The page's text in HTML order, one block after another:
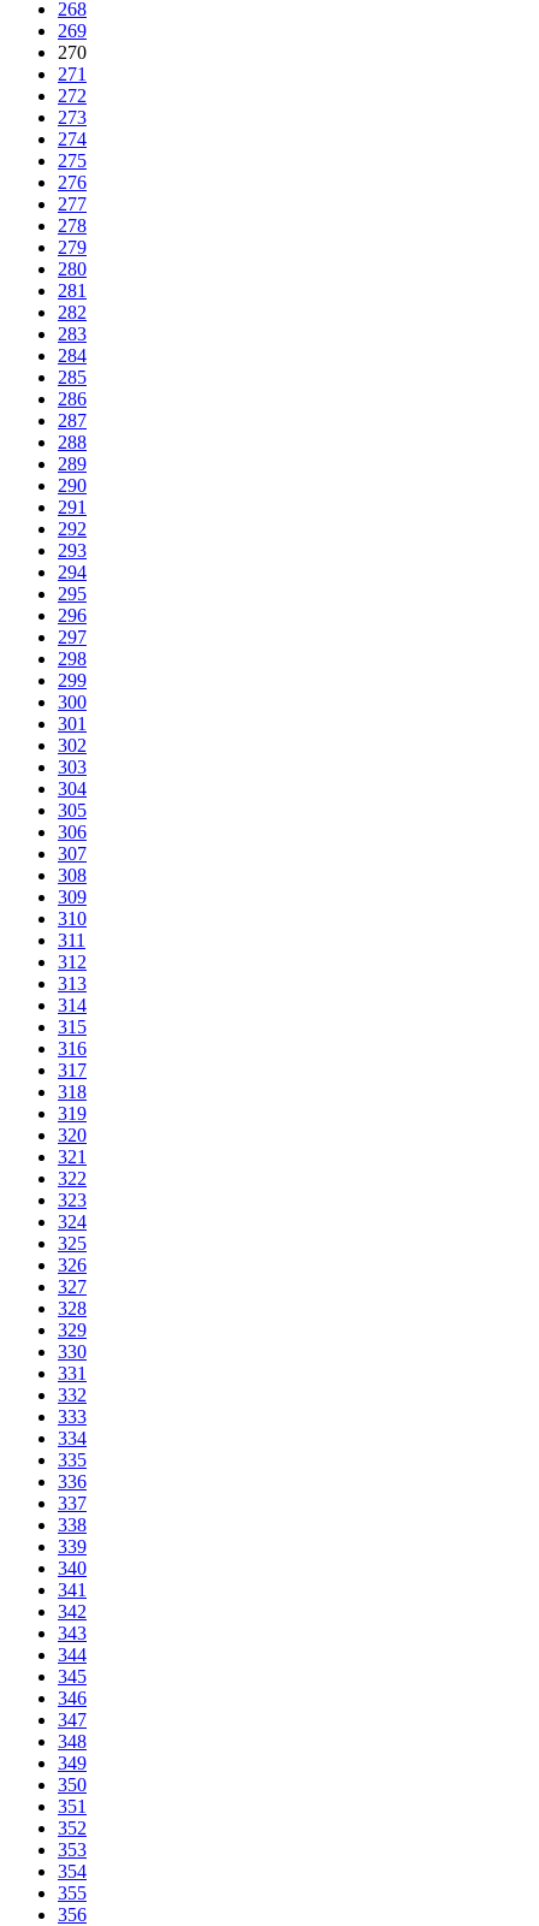
268
269
270
271
272
273
274
275
276
277
278
279
280
281
282
283
284
285
286
287
288
289
290
291
292
293
294
295
296
297
298
299
300
301
302
303
304
305
306
307
308
309
310
311
312
313
314
315
316
317
318
319
320
321
322
323
324
325
326
327
328
329
330
331
332
333
334
335
336
337
338
339
340
341
342
343
344
345
346
347
348
349
350
351
352
353
354
355
356